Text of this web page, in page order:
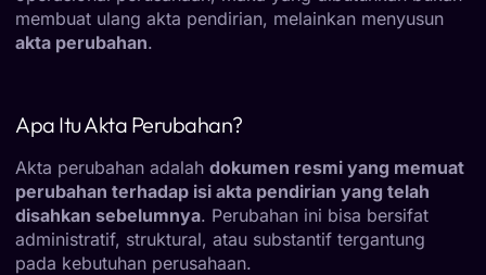
membuat ulang akta pendirian, melainkan menyusun
akta perubahan.
Apa Itu Akta Perubahan?
Akta perubahan adalah dokumen resmi yang memuat
perubahan terhadap isi akta pendirian yang telah
disahkan sebelumnya. Perubahan ini bisa bersifat
administratif, struktural, atau substantif tergantung
pada kebutuhan perusahaan.